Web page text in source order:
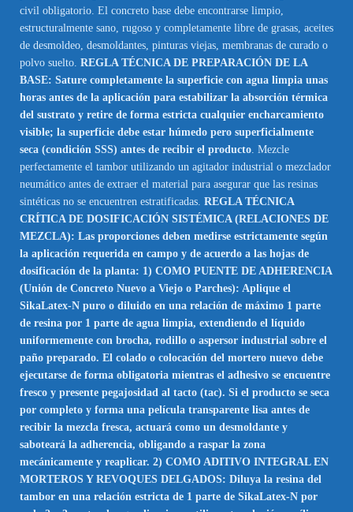
civil obligatorio. El concreto base debe encontrarse limpio,
estructuralmente sano, rugoso y completamente libre de grasas, aceites
de desmoldeo, desmoldantes, pinturas viejas, membranas de curado o
polvo suelto. REGLA TÉCNICA DE PREPARACIÓN DE LA
BASE: Sature completamente la superficie con agua limpia unas
horas antes de la aplicación para estabilizar la absorción térmica
del sustrato y retire de forma estricta cualquier encharcamiento
visible; la superficie debe estar húmedo pero superficialmente
seca (condición SSS) antes de recibir el producto . Mezcle
perfectamente el tambor utilizando un agitador industrial o mezclador
neumático antes de extraer el material para asegurar que las resinas
sintéticas no se encuentren estratificadas. REGLA TÉCNICA
CRÍTICA DE DOSIFICACIÓN SISTÉMICA (RELACIONES DE
MEZCLA): Las proporciones deben medirse estrictamente según
la aplicación requerida en campo y de acuerdo a las hojas de
dosificación de la planta: 1) COMO PUENTE DE ADHERENCIA
(Unión de Concreto Nuevo a Viejo o Parches): Aplique el
SikaLatex-N puro o diluido en una relación de máximo 1 parte
de resina por 1 parte de agua limpia, extendiendo el líquido
uniformemente con brocha, rodillo o aspersor industrial sobre el
paño preparado. El colado o colocación del mortero nuevo debe
ejecutarse de forma obligatoria mientras el adhesivo se encuentre
fresco y presente pegajosidad al tacto (tac). Si el producto se seca
por completo y forma una película transparente lisa antes de
recibir la mezcla fresca, actuará como un desmoldante y
saboteará la adherencia, obligando a raspar la zona
mecánicamente y reaplicar. 2) COMO ADITIVO INTEGRAL EN
MORTEROS Y REVOQUES DELGADOS: Diluya la resina del
tambor en una relación estricta de 1 parte de SikaLatex-N por